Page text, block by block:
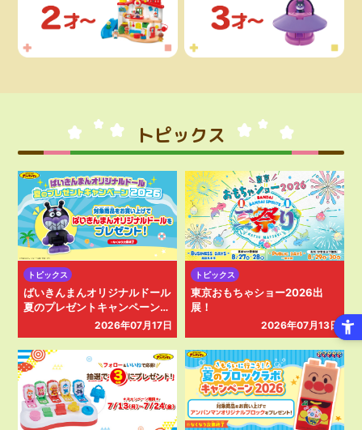
トピックス
トピックス
ばいきんまんオリジナルドール
夏のプレゼントキャンペーン2
2026年07月17日
トピックス
東京おもちゃショー2026出
展！
2026年07月13日